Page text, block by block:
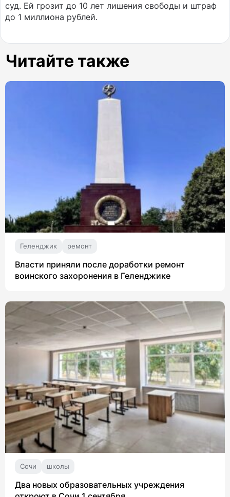
суд. Ей грозит до 10 лет лишения свободы и штраф
до 1 миллиона рублей.
Читайте также
Геленджик ремонт
Власти приняли после доработки ремонт
воинского захоронения в Геленджике
Сочи школы
Два новых образовательных учреждения